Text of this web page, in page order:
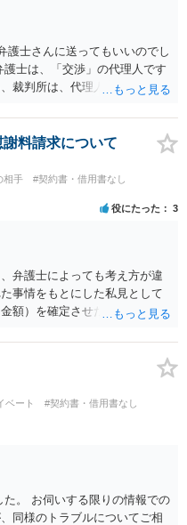
との取引関係や返金時期など
生や履行時期には何ら影響を
本件の解決を不必要に遅延さ
金手続を履行されるよう、強
護士さんに送ってもいいのでし
士は、「交渉」の代理人です
裁判所は、代理人宛ての訴状
訴状を作成提出し、裁判所に
訴状の記載内容から明らかな
事前連絡し、引き続き訴訟も
が明らかになったところで、
に訴状の受領を促すこともあ
ないと、実際の本人性が明ら
０万円の請求で代理人弁護士
所は明らかにしないでしょ
情報）から、相手の住所等の
えます。 以上、ご参考まで。
料請求について
相手
#契約書・借用書なし
役にたった 3
弁護士によっても考え方が違
事情をもとにした私見として
額）を確定させた上で、淡々
高そうであれば時間の浪費
になりますし、支払督促及び
倒な場合があるからです。相
慮すればよいと思います。 な
返済の目処も立たずで精神的
謝料請求は通常は認められま
ベート
#契約書・借用書なし
。 お伺いする限りの情報での
同様のトラブルについてご相